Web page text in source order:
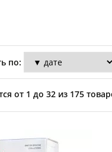
по:
от 1 до 32 из 175